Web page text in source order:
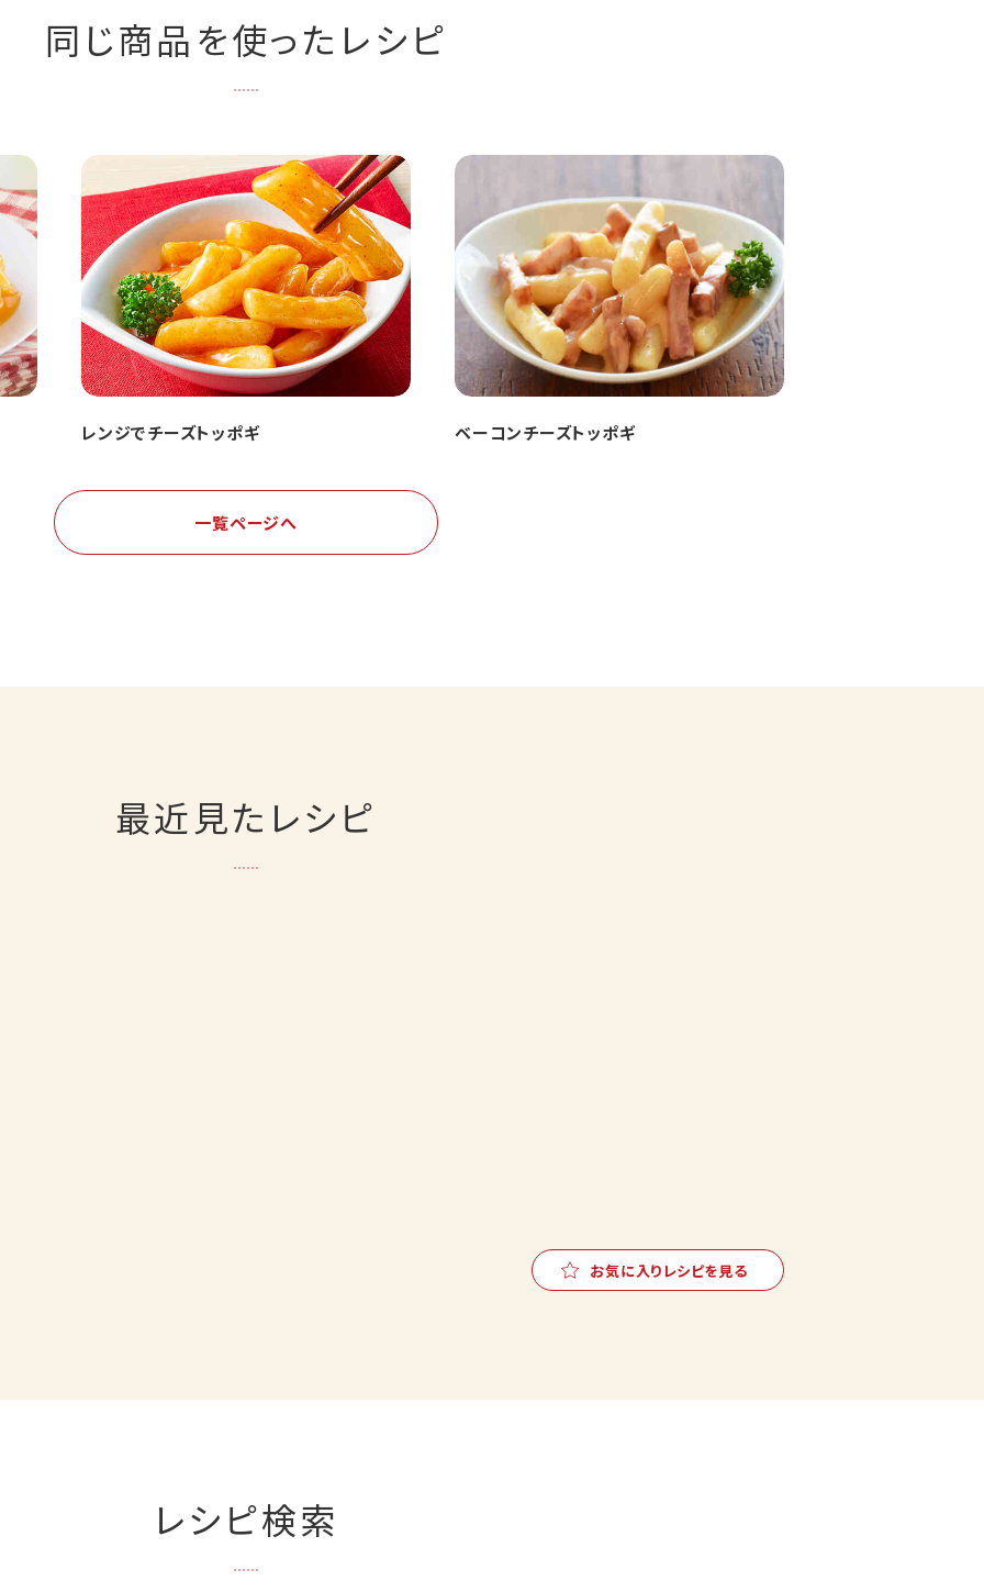
同じ商品を使ったレシピ
レンジでチーズトッポギ ベーコンチーズトッポギ
一覧ページへ
最近見たレシピ
お気に入りレシピを見る
レシピ検索